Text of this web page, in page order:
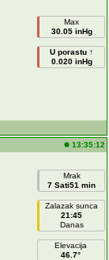
Max
30.05 inHg
U porastu ↑
0.020 inHg
13:35:12
Mrak
7 Sati51 min
Zalazak sunca
21:45
Danas
Elevacija
46.7°